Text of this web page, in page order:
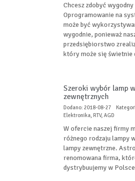
Chcesz zdobyć
Oprogramowanie na
może być
wygodnie, ponieważ
przedsiębiorstwo
który może się świetnie
Szeroki wybór lamp
zewnętrznych
Dodano: 2018-08-27
Elektronika, RTV, AGD
W ofercie naszej firmy
różnego rodzaju lampy
lampy zewnętrzne.
renomowana firma,
dystrybuujemy w